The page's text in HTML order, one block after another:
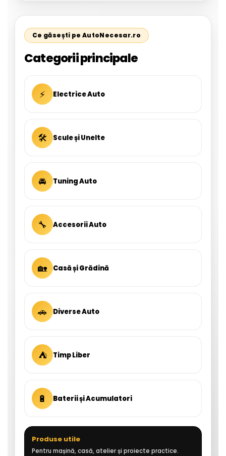
Ce găsești pe AutoNecesar.ro
Categorii principale
⚡ Electrice Auto
🛠 Scule și Unelte
🚘 Tuning Auto
🔧 Accesorii Auto
🏡 Casă și Grădină
🚗 Diverse Auto
⛺ Timp Liber
🔋 Baterii și Acumulatori
Produse utile
Pentru mașină, casă, atelier și proiecte practice.